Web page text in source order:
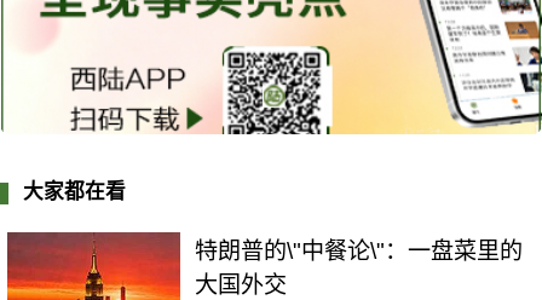
大家都在看
特朗普的\"中餐论\"：一盘菜里的
大国外交